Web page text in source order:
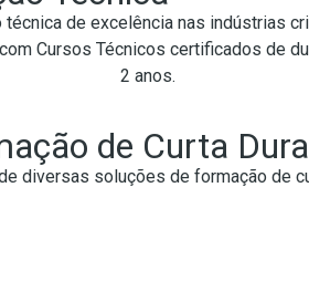
técnica de excelência nas indústrias
Cursos Técnicos certificados de
2 anos.
de Curta
diversas soluções de formação de